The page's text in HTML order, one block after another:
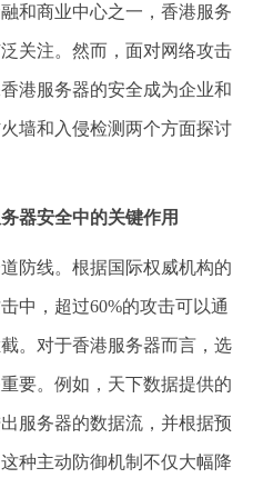
和商业中心之一，香港服务
关注。然而，面对网络攻击
港服务器的安全成为企业和
墙和入侵检测两个方面探讨
器安全中的关键作用
防线。根据国际权威机构的
中，超过60%的攻击可以通
。对于香港服务器而言，选
要。例如，天下数据提供的
服务器的数据流，并根据预
种主动防御机制不仅大幅降